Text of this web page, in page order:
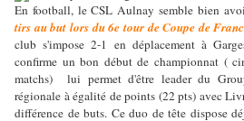
En football, le CSL Aulnay semble bien
tirs au but lors du 6e tour de Coupe de
club s'impose 2-1 en déplacement à
confirme un bon début de championnat (
matchs)
lui permet d'être leader du
régionale à égalité de points (22 pts) avec
différence de buts. Ce duo de tête dispose